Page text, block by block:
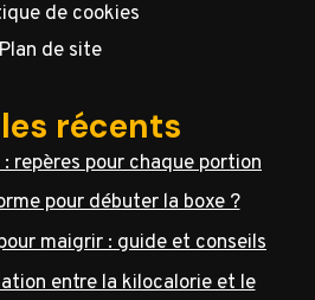
de cookies
Plan de site
récents
repères pour chaque portion
pour débuter la boxe ?
maigrir : guide et conseils
entre la kilocalorie et le